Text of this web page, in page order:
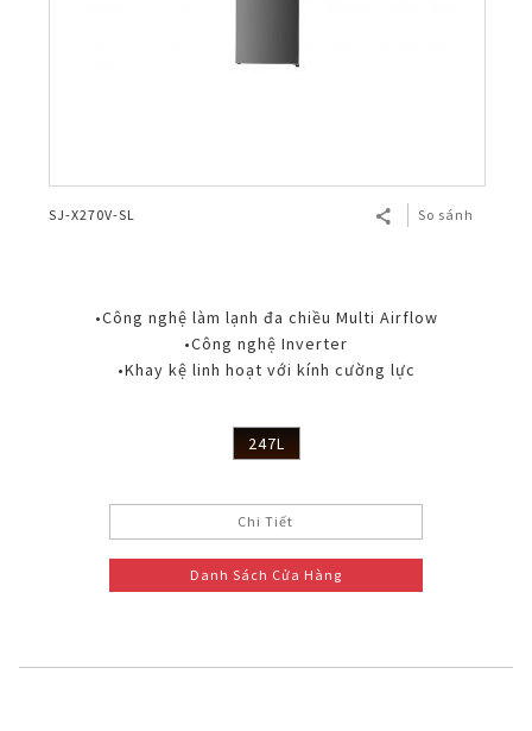
SJ-X270V-SL So sánh
•Công nghệ làm lạnh đa chiều Multi Airflow
•Công nghệ Inverter
•Khay kệ linh hoạt với kính cường lực
247L
Chi Tiết
Danh Sách Cửa Hàng